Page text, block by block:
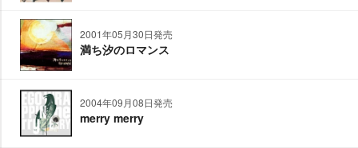
2001年05月30日発売
満ち汐のロマンス
2004年09月08日発売
merry merry